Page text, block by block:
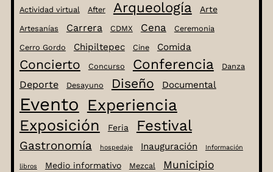
Actividad virtual After Arqueología Arte
Artesanías Carrera CDMX Cena Ceremonia
Cerro Gordo Chipiltepec Cine Comida
Concierto Concurso Conferencia Danza
Deporte Desayuno Diseño Documental
Evento Experiencia
Exposición Feria Festival
Gastronomía hospedaje Inauguración Información
libros Medio informativo Mezcal Municipio